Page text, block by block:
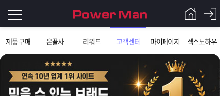
제품 구매 은꼴사 리워드 고객센터 마이페이지 섹스노하우
그
인
로